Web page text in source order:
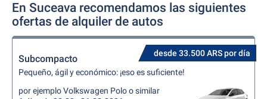
En Suceava recomendamos las siguientes
ofertas de alquiler de autos
desde 33.500 ARS por día
Subcompacto
Pequeño, ágil y económico: ¡eso es suficiente!
por ejemplo Volkswagen Polo o similar